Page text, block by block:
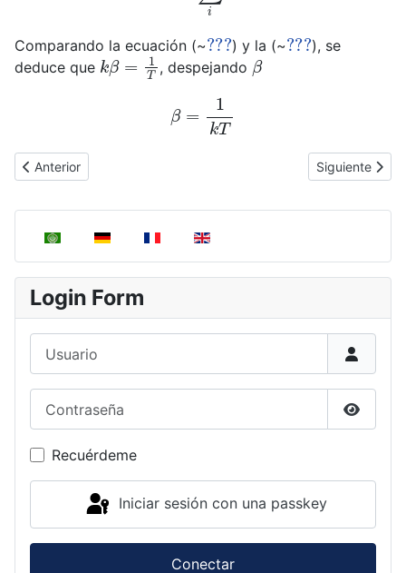
Seleccione su idioma
Login Form
Recuérdeme
Iniciar sesión con una passkey
Conectar
Comparando la ecuación (~???) y la (~???), se
deduce que k β =1T , despejando β
kT
Artículo anterior: Distribución más probable: Ley de distribución
Anterior Artículo
Siguiente